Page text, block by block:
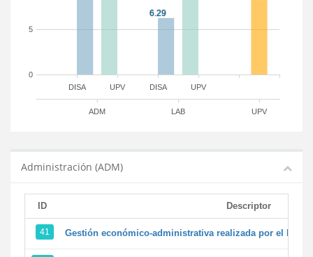
DISA DISA
UPV UPV
ADM LAB UPV
0
5
Administración (ADM)
ID Descriptor
41 Gestión económico-administrativa realizada por el